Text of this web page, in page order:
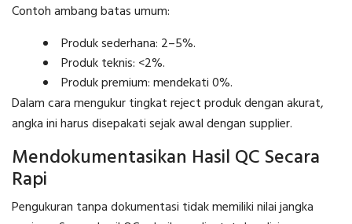
Contoh ambang batas umum:
Produk sederhana: 2–5%.
Produk teknis: <2%.
Produk premium: mendekati 0%.
Dalam cara mengukur tingkat reject produk dengan akurat,
angka ini harus disepakati sejak awal dengan supplier.
Mendokumentasikan Hasil QC Secara
Rapi
Pengukuran tanpa dokumentasi tidak memiliki nilai jangka